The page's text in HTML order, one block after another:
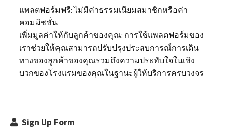
แพลตฟอร์มฟรี: ไม่มีค่าธรรมเนียมสมาชิกหรือค่า
คอมมิชชั่น
เพิ่มมูลค่าให้กับลูกค้าของคุณ: การใช้แพลตฟอร์มของ
เราช่วยให้คุณสามารถปรับปรุงประสบการณ์การเดิน
ทางของลูกค้าของคุณรวมถึงความประทับใจในเชิง
บวกของโรงแรมของคุณในฐานะผู้ให้บริการครบวงจร
Sign Up Form